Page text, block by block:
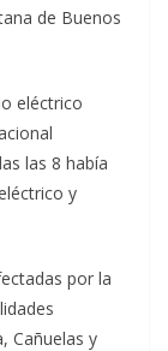
de Buenos
eléctrico
las 8 había
y
por la
Cañuelas y